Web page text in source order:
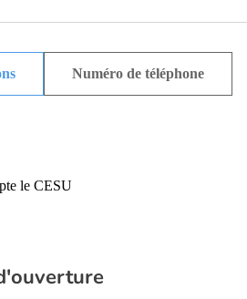
Numéro de téléphone
le CESU